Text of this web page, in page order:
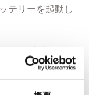
テリーを起動し
です。